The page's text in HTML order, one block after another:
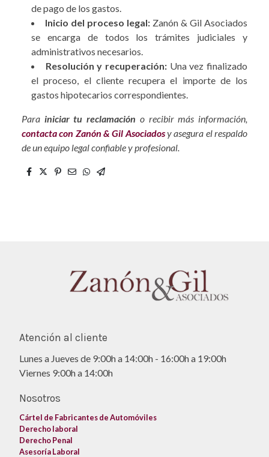
de pago de los gastos.
Inicio del proceso legal: Zanón & Gil Asociados
se encarga de todos los trámites judiciales y
administrativos necesarios.
Resolución y recuperación: Una vez finalizado
el proceso, el cliente recupera el importe de los
gastos hipotecarios correspondientes.
Para iniciar tu reclamación o recibir más información,
contacta con Zanón & Gil Asociadosy asegura el respaldo
de un equipo legal confiable y profesional.
Atención al cliente
Lunes a Jueves de 9:00h a 14:00h - 16:00h a 19:00h
Viernes 9:00h a 14:00h
Nosotros
Cártel de Fabricantes de Automóviles
Derecho laboral
Derecho Penal
Asesoría Laboral